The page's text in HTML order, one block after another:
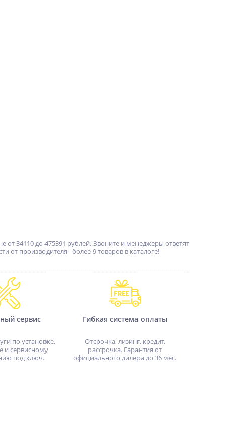
34110 до 475391 рублей. Звоните и менеджеры ответят
производителя - более 9 товаров в каталоге!
сервис
по установке,
и сервисному
под ключ.
Гибкая система оплаты
Отсрочка, лизинг, кредит,
рассрочка. Гарантия от
официального дилера до 36 мес.